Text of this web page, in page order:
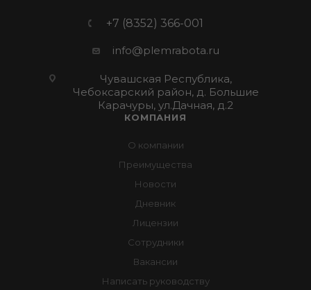
+7 (8352) 366-001
info@plemrabota.ru
Чувашская Республика,
Чебоксарский район, д. Большие
Карачуры, ул.Дачная, д.2
КОМПАНИЯ
О компании
Преимущества
Новости
Дневник
Лицензии
Сотрудники
Вакансии
Написать руководству